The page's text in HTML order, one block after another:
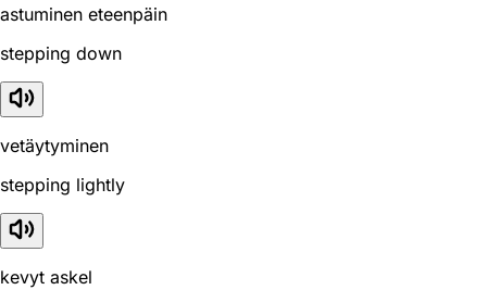
astuminen eteenpäin
stepping down
vetäytyminen
stepping lightly
kevyt askel